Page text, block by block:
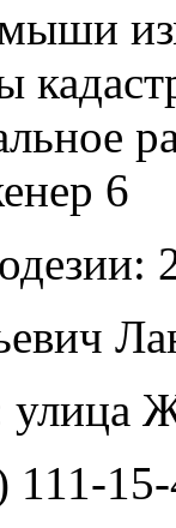
6
улица
111-